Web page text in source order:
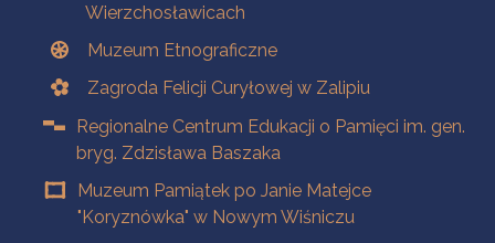
Wierzchosławicach
Muzeum Etnograficzne
Zagroda Felicji Curyłowej w Zalipiu
Regionalne Centrum Edukacji o Pamięci im. gen.
bryg. Zdzisława Baszaka
Muzeum Pamiątek po Janie Matejce
"Koryznówka" w Nowym Wiśniczu